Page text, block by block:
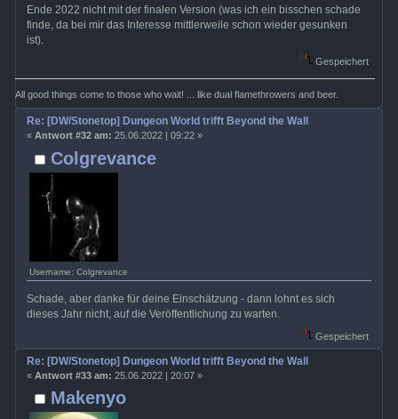
Ende 2022 nicht mit der finalen Version (was ich ein bisschen schade
finde, da bei mir das Interesse mittlerweile schon wieder gesunken
ist).
Gespeichert
All good things come to those who wait! ... like dual flamethrowers and beer.
Colgrevance
Username: Colgrevance
Re: [DW/Stonetop] Dungeon World trifft Beyond the Wall
« Antwort #32 am: 25.06.2022 | 09:22 »
Schade, aber danke für deine Einschätzung - dann lohnt es sich
dieses Jahr nicht, auf die Veröffentlichung zu warten.
Gespeichert
Makenyo
Re: [DW/Stonetop] Dungeon World trifft Beyond the Wall
« Antwort #33 am: 25.06.2022 | 20:07 »